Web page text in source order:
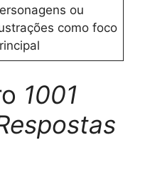
ou
como foco
1001